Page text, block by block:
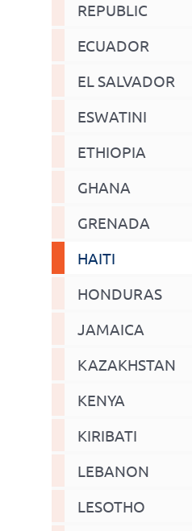
REPUBLIC
ECUADOR
EL SALVADOR
ESWATINI
ETHIOPIA
GHANA
GRENADA
HAITI
HONDURAS
JAMAICA
KAZAKHSTAN
KENYA
KIRIBATI
LEBANON
LESOTHO